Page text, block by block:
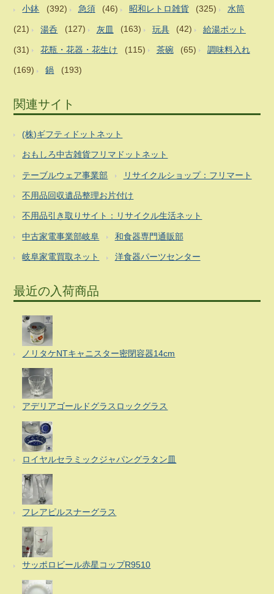
小鉢 (392) 急須 (46) 昭和レトロ雑貨 (325) 水筒
(21) 湯呑 (127) 灰皿 (163) 玩具 (42) 給湯ポット
(31) 花瓶・花器・花生け (115) 茶碗 (65) 調味料入れ
(169) 鍋 (193)
関連サイト
(株)ギフティドットネット
おもしろ中古雑貨フリマドットネット
テーブルウェア事業部 リサイクルショップ：フリマート
不用品回収遺品整理お片付け
不用品引き取りサイト：リサイクル生活ネット
中古家電事業部岐阜 和食器専門通販部
岐阜家電買取ネット 洋食器パーツセンター
最近の入荷商品
ノリタケNTキャニスター密閉容器14cm
アデリアゴールドグラスロックグラス
ロイヤルセラミックジャパングラタン皿
フレアピルスナーグラス
サッポロビール赤星コップR9510